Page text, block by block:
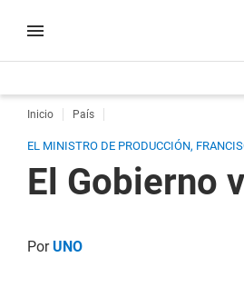
Inicio País
EL MINISTRO DE PRODUCCIÓN,
El Gobierno
PorUNO